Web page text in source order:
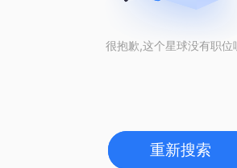
很抱歉,这个星球没有职位
重新搜索